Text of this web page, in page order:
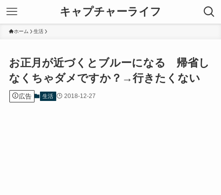
キャプチャーライフ
ホーム 生活
お正月が近づくとブルーになる 帰省し
なくちゃダメですか？→行きたくない
広告 生活 2018-12-27